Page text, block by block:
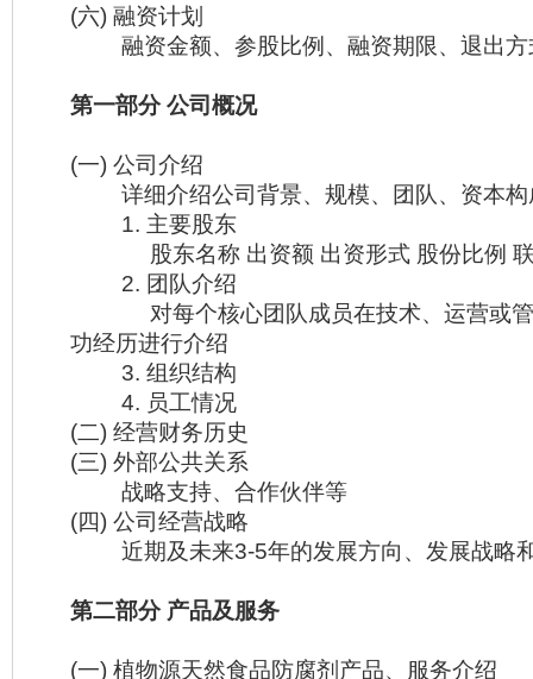
(六) 融资计划
融资金额、参股比例、融资期限、退出方
第一部分 公司概况
(一) 公司介绍
详细介绍公司背景、规模、团队、资本构
1. 主要股东
股东名称 出资额 出资形式 股份比例 联
2. 团队介绍
对每个核心团队成员在技术、运营或管
功经历进行介绍
3. 组织结构
4. 员工情况
(二) 经营财务历史
(三) 外部公共关系
战略支持、合作伙伴等
(四) 公司经营战略
近期及未来3-5年的发展方向、发展战略
第二部分 产品及服务
(一) 植物源天然食品防腐剂产品、服务介绍